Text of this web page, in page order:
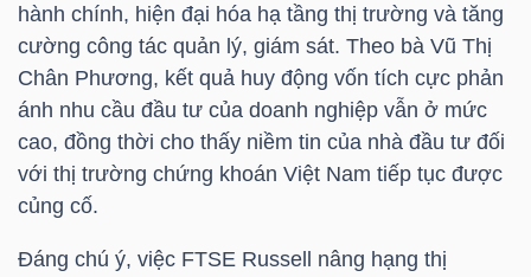
hành chính, hiện đại hóa hạ tầng thị trường và tăng
cường công tác quản lý, giám sát. Theo bà Vũ Thị
Chân Phương, kết quả huy động vốn tích cực phản
ánh nhu cầu đầu tư của doanh nghiệp vẫn ở mức
cao, đồng thời cho thấy niềm tin của nhà đầu tư đối
với thị trường chứng khoán Việt Nam tiếp tục được
củng cố.
Đáng chú ý, việc FTSE Russell nâng hạng thị
PHÁI
SINH
TRÁI
PHIẾU